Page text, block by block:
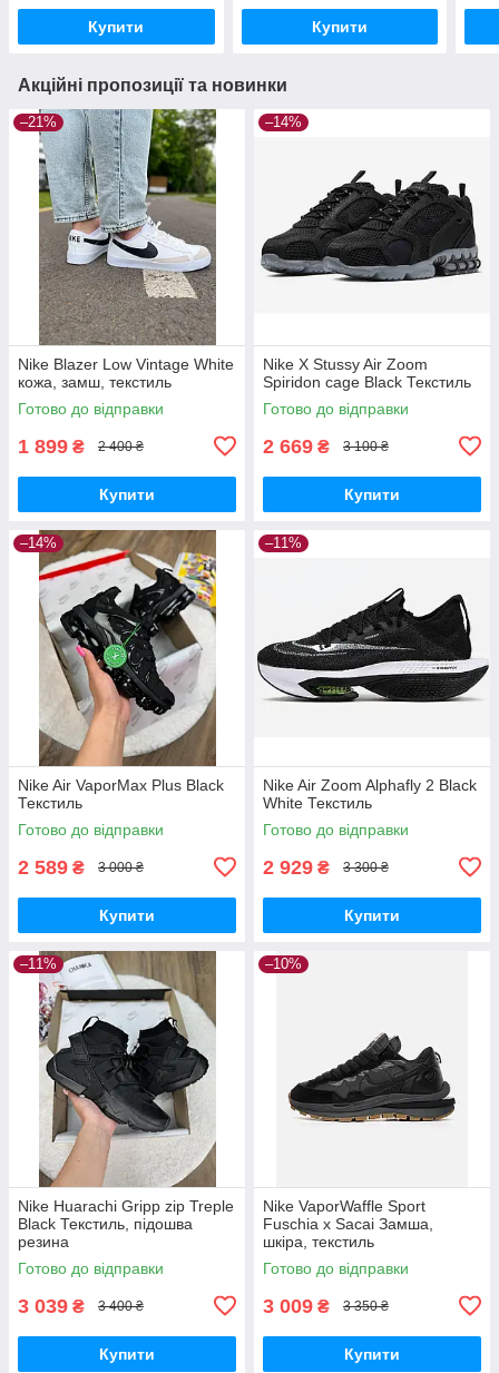
Купити Купити
Акційні пропозиції та новинки
–21%
Nike Blazer Low Vintage White
кожа, замш, текстиль
Готово до відправки
1 899 ₴ 2 400 ₴
Купити
–14%
Nike X Stussy Air Zoom
Spiridon cage Black Текстиль
Готово до відправки
2 669 ₴ 3 100 ₴
Купити
–14%
Nike Air VaporMax Plus Black
Текстиль
Готово до відправки
2 589 ₴ 3 000 ₴
Купити
–11%
Nike Air Zoom Alphafly 2 Black
White Текстиль
Готово до відправки
2 929 ₴ 3 300 ₴
Купити
–11%
Nike Huarachi Gripp zip Treple
Black Текстиль, підошва
резина
Готово до відправки
3 039 ₴ 3 400 ₴
Купити
–10%
Nike VaporWaffle Sport
Fuschia x Sacai Замша,
шкіра, текстиль
Готово до відправки
3 009 ₴ 3 350 ₴
Купити